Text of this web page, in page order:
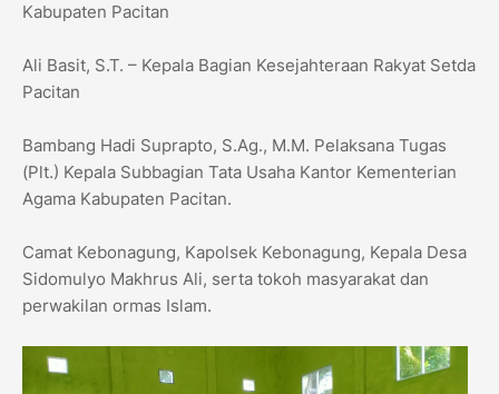
Kabupaten Pacitan
Ali Basit, S.T. – Kepala Bagian Kesejahteraan Rakyat Setda
Pacitan
Bambang Hadi Suprapto, S.Ag., M.M. Pelaksana Tugas
(Plt.) Kepala Subbagian Tata Usaha Kantor Kementerian
Agama Kabupaten Pacitan.
Camat Kebonagung, Kapolsek Kebonagung, Kepala Desa
Sidomulyo Makhrus Ali, serta tokoh masyarakat dan
perwakilan ormas Islam.